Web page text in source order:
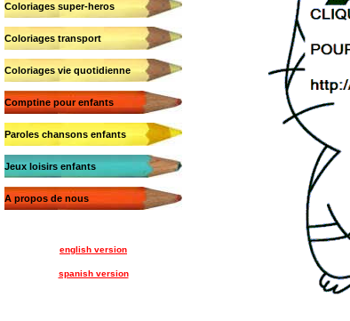
Coloriages super-heros
Coloriages transport
Coloriages vie quotidienne
Comptine pour enfants
Paroles chansons enfants
Jeux loisirs enfants
A propos de nous
english version
spanish version